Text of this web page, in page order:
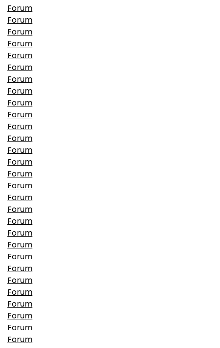
Forum
Forum
Forum
Forum
Forum
Forum
Forum
Forum
Forum
Forum
Forum
Forum
Forum
Forum
Forum
Forum
Forum
Forum
Forum
Forum
Forum
Forum
Forum
Forum
Forum
Forum
Forum
Forum
Forum